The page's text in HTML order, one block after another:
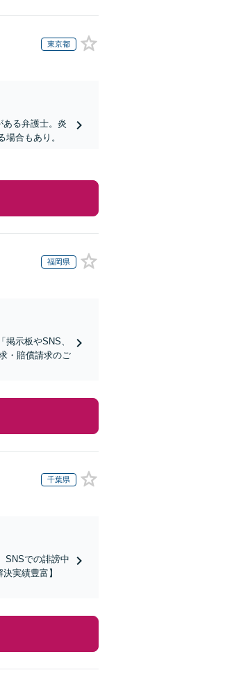
東京都
ある弁護士。炎
合もあり。
福岡県
示板やSNS、
・賠償請求のご
千葉県
SNSでの誹謗中
実績豊富】